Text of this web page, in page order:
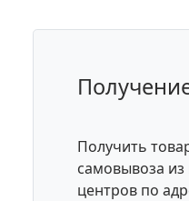
Получить
самовывоза
центров по